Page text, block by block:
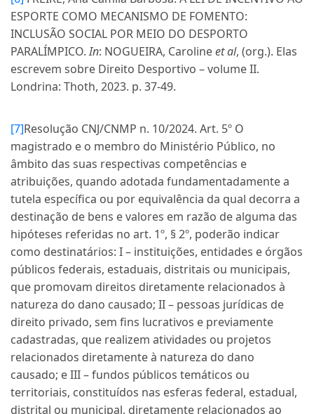
ESPORTE COMO MECANISMO DE FOMENTO:
INCLUSÃO SOCIAL POR MEIO DO DESPORTO
PARALÍMPICO.In: NOGUEIRA, Carolineet al, (org.). Elas
escrevem sobre Direito Desportivo – volume II.
Londrina: Thoth, 2023. p. 37-49.
[7]Resolução CNJ/CNMP n. 10/2024. Art. 5º O
magistrado e o membro do Ministério Público, no
âmbito das suas respectivas competências e
atribuições, quando adotada fundamentadamente a
tutela específica ou por equivalência da qual decorra a
destinação de bens e valores em razão de alguma das
hipóteses referidas no art. 1º, § 2º, poderão indicar
como destinatários: I – instituições, entidades e órgãos
públicos federais, estaduais, distritais ou municipais,
que promovam direitos diretamente relacionados à
natureza do dano causado; II – pessoas jurídicas de
direito privado, sem fins lucrativos e previamente
cadastradas, que realizem atividades ou projetos
relacionados diretamente à natureza do dano
causado; e III – fundos públicos temáticos ou
territoriais, constituídos nas esferas federal, estadual,
distrital ou municipal, diretamente relacionados ao